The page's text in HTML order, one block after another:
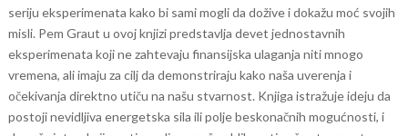
seriju eksperimenata kako bi sami mogli da dožive i dokažu moć svojih
misli. Pem Graut u ovoj knjizi predstavlja devet jednostavnih
eksperimenata koji ne zahtevaju finansijska ulaganja niti mnogo
vremena, ali imaju za cilj da demonstriraju kako naša uverenja i
očekivanja direktno utiču na našu stvarnost. Knjiga istražuje ideju da
postoji nevidljiva energetska sila ili polje beskonačnih mogućnosti, i